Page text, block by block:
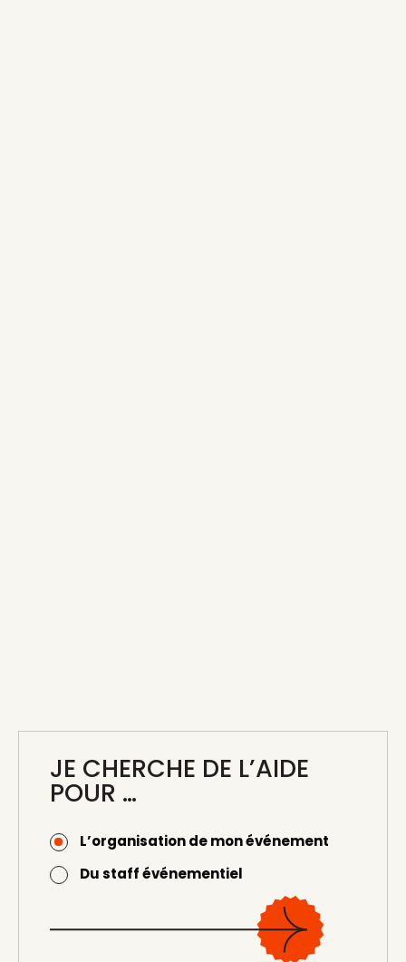
JE CHERCHE DE L’AIDE
POUR …
L’organisation de mon événement
Du staff événementiel